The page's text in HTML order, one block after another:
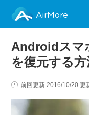
AirMore
Androidスマ
を復元する
前回更新2016/10/20 更